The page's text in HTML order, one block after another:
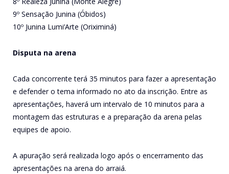
9º Sensação Junina (Óbidos)
10º Junina Lumi’Arte (Oriximiná)
Disputa na arena
Cada concorrente terá 35 minutos para fazer a apresentação
e defender o tema informado no ato da inscrição. Entre as
apresentações, haverá um intervalo de 10 minutos para a
montagem das estruturas e a preparação da arena pelas
equipes de apoio.
A apuração será realizada logo após o encerramento das
apresentações na arena do arraiá.